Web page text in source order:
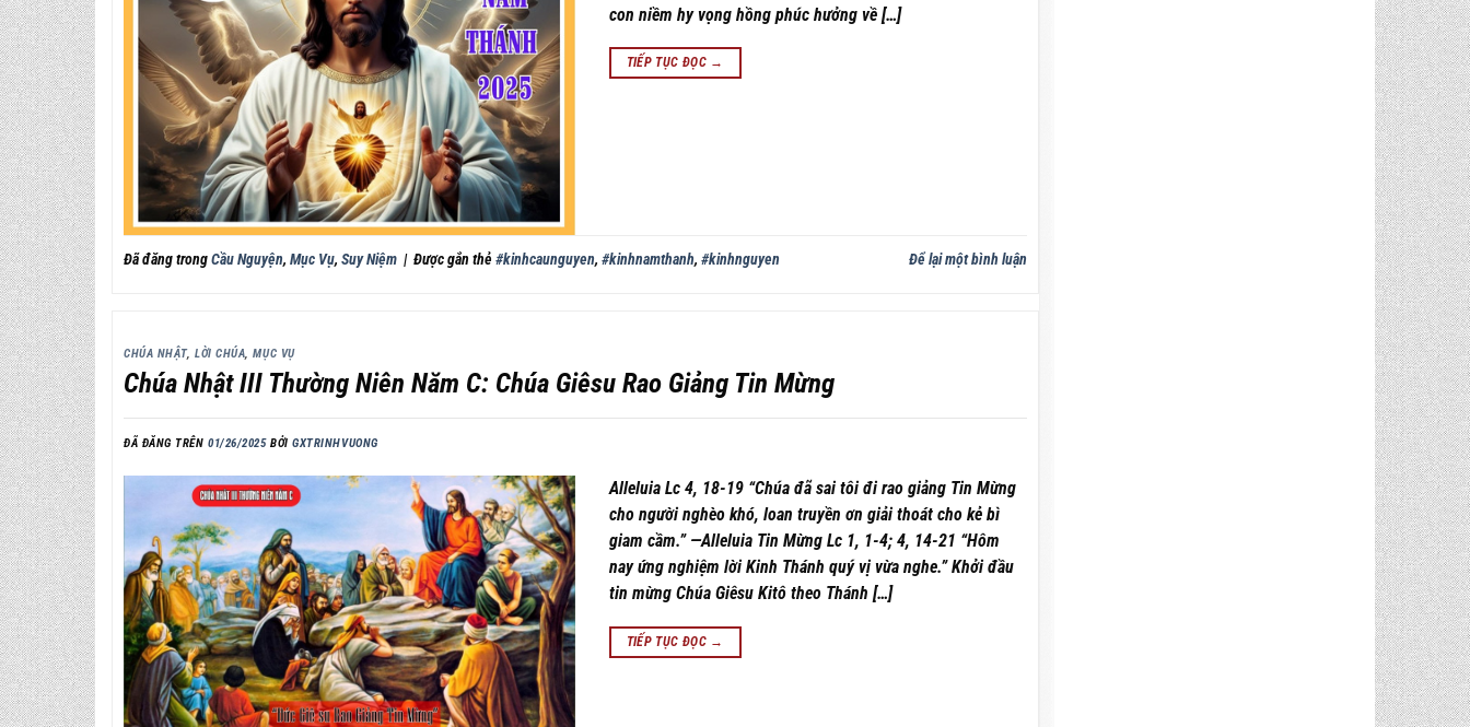
con niềm hy vọng hồng phúc hưởng về […]
TIẾP TỤC ĐỌC →
Đã đăng trongCầu Nguyện, Mục Vụ, Suy Niệm | Được gắn thẻ #kinhcaunguyen, #kinhnamthanh, #kinhnguyen Để lại một bình luận
CHÚA NHẬT, LỜI CHÚA,MỤC VỤ
Chúa Nhật III Thường Niên Năm C: Chúa Giêsu Rao Giảng Tin Mừng
ĐÃ ĐĂNG TRÊN01/26/2025 BỞIGXTRINHVUONG
Alleluia Lc 4, 18-19 “Chúa đã sai tôi đi rao giảng Tin Mừng
cho người nghèo khó, loan truyền ơn giải thoát cho kẻ bì
giam cầm.” —Alleluia Tin Mừng Lc 1, 1-4; 4, 14-21 “Hôm
nay ứng nghiệm lời Kinh Thánh quý vị vừa nghe.” Khởi đầu
tin mừng Chúa Giêsu Kitô theo Thánh […]
TIẾP TỤC ĐỌC →